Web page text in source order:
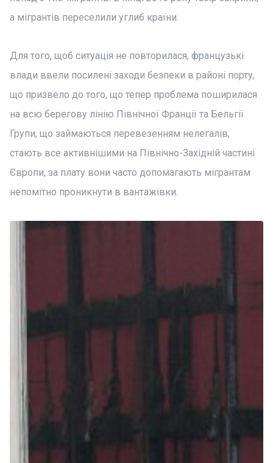
а мігрантів переселили углиб країни.
Для того, щоб ситуація не повторилася, французькі
влади ввели посилені заходи безпеки в районі порту,
що призвело до того, що тепер проблема поширилася
на всю берегову лінію Північної Франції та Бельгії.
Групи, що займаються перевезенням нелегалів,
стають все активнішими на Північно-Західній частині
Європи, за плату вони часто допомагають мігрантам
непомітно проникнути в вантажівки.